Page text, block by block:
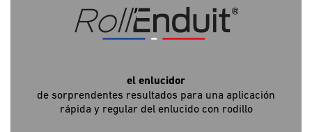
el enlucidor
de sorprendentes resultados para una aplicación
rápida y regular del enlucido con rodillo